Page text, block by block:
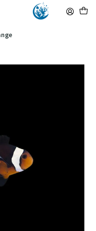
(Envio extresso: 14,90€)